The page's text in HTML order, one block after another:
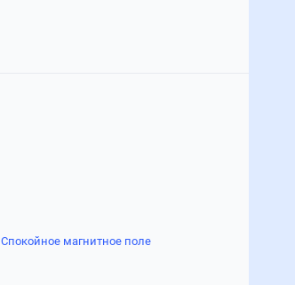
Спокойное магнитное поле